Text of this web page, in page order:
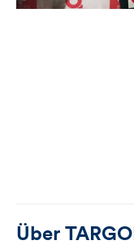
Über